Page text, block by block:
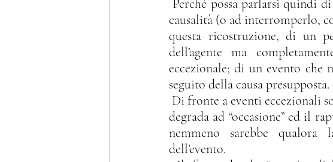
causalità (o ad interromperlo,
questa ricostruzione, di un
dell’agente ma
eccezionale; di un evento
seguito della causa presupposta.
degrada ad “occasione” ed il
nemmeno sarebbe
dell’evento.